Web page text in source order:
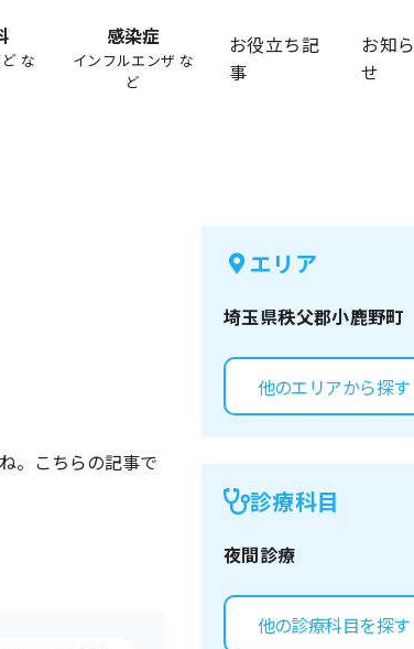
な
感染症
インフルエンザ な
ど
お役立ち記
事
お知ら
せ
。こちらの記事で
エリア
埼玉県秩父郡小鹿野町
他のエリアから探す
診療科目
夜間診療
他の診療科目を探す